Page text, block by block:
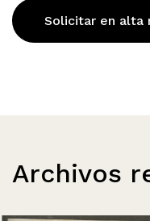
Solicitar en alta
Archivos